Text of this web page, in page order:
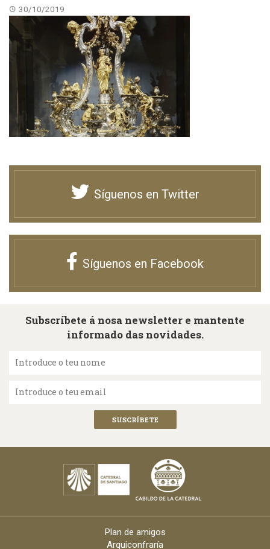
30/10/2019
Síguenos en Twitter
Síguenos en Facebook
Subscríbete á nosa newsletter e mantente
informado das novidades.
Introduce o teu nome
Introduce o teu email
Plan de amigos
Arquiconfraría